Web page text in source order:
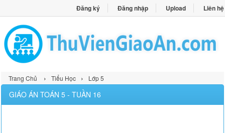
Đăng ký Đăng nhập Upload Liên hệ
Trang Chủ › Tiểu Học › Lớp 5
GIÁO ÁN TOÁN 5 - TUẦN 16